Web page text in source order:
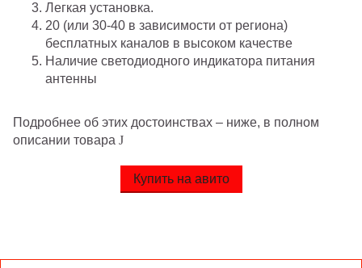
Легкая установка.
20 (или 30-40 в зависимости от региона)
бесплатных каналов в высоком качестве
Наличие светодиодного индикатора питания
антенны
Подробнее об этих достоинствах – ниже, в полном
описании товара J
Купить на авито